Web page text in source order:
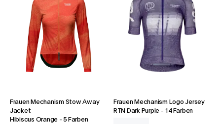
Frauen Mechanism Stow Away
Jacket
Hibiscus Orange -5 Farben
Frauen Mechanism Logo Jersey
RTN Dark Purple - 14 Farben